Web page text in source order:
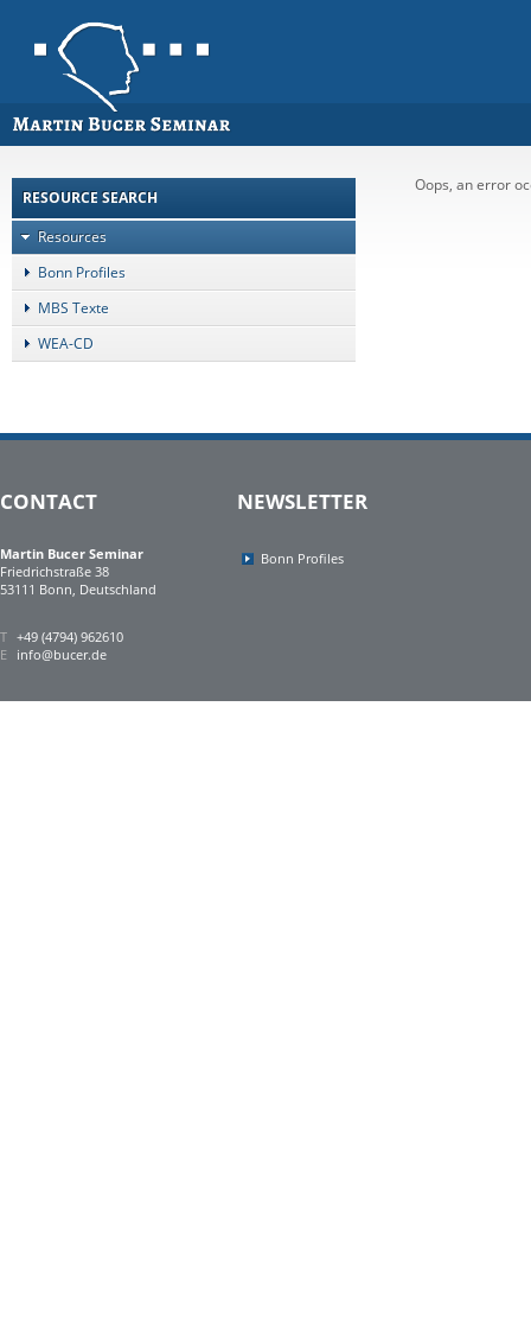
RESOURCE SEARCH
Resources
Bonn Profiles
MBS Texte
WEA-CD
Oops, an error
CONTACT
Martin Bucer Seminar
Friedrichstraße 38
53111 Bonn, Deutschland
T +49 (4794) 962610
E info@bucer.de
NEWSLETTER
Bonn Profiles